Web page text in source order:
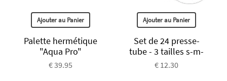
Ajouter au Panier
Palette hermétique
"Aqua Pro"
€ 39.95
Ajouter au Panier
Set de 24 presse-
tube - 3 tailles s-m-
€ 12.30